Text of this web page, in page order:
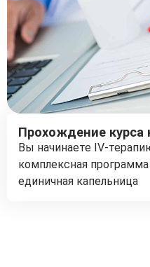
Прохождение курса
Вы начинаете IV-
комплексная
единичная капельница